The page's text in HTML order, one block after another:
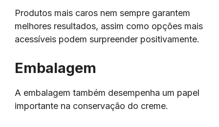
Produtos mais caros nem sempre garantem
melhores resultados, assim como opções mais
acessíveis podem surpreender positivamente.
Embalagem
A embalagem também desempenha um papel
importante na conservação do creme.